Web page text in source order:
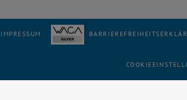
IMPRESSUM